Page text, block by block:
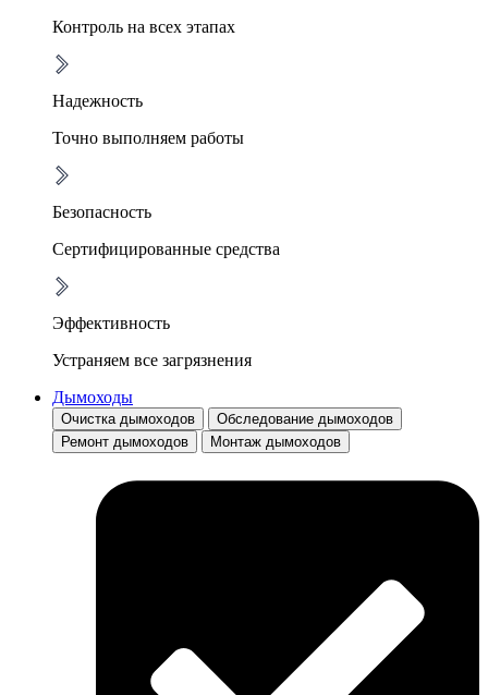
Контроль на всех этапах
Надежность
Точно выполняем работы
Безопасность
Сертифицированные средства
Эффективность
Устраняем все загрязнения
Дымоходы
Очистка дымоходов
Обследование дымоходов
Ремонт дымоходов
Монтаж дымоходов